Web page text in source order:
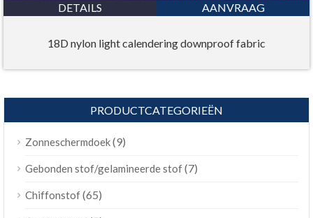
DETAILS AANVRAAG
18D nylon light calendering downproof fabric
PRODUCTCATEGORIEËN
Zonneschermdoek(9)
Gebonden stof/gelamineerde stof(7)
Chiffonstof(65)